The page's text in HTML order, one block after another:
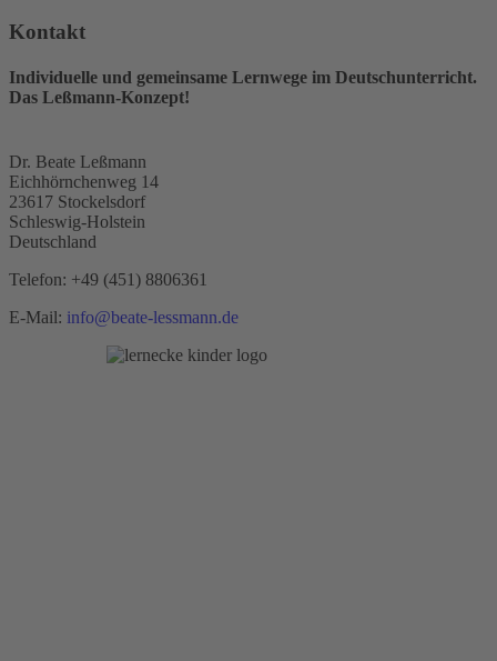
Kontakt
Individuelle und gemeinsame Lernwege im Deutschunterricht.
Das Leßmann-Konzept!
Dr. Beate Leßmann
Eichhörnchenweg 14
23617 Stockelsdorf
Schleswig-Holstein
Deutschland
Telefon: +49 (451) 8806361
E-Mail: info@beate-lessmann.de